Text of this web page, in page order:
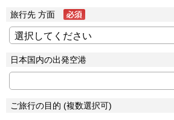
旅行先 方面
日本国内の出発空港
ご旅行の目的 (複数選択可)